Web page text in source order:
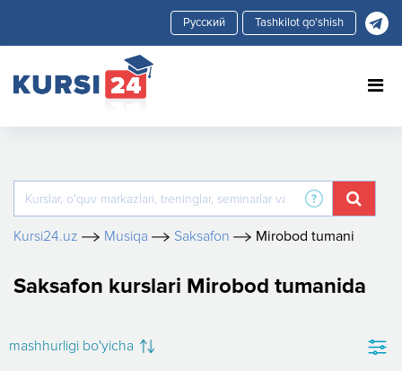
Tashkilot qo'shish
Kursi24.uz Musiqa Saksafon Mirobod tumani
Saksafon kurslari Mirobod tumanida
mashhurligi bo'yicha